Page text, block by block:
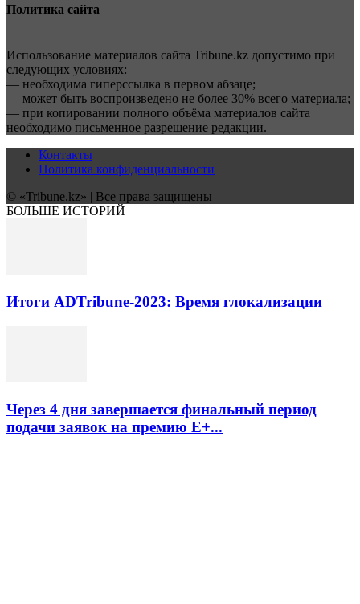
Политика сайта
Использование материалов сайта Tribune.kz допустимо при
следующих условиях:
— необходима гиперссылка в первом абзаце;
— может быть воспроизведено не более 30% всего материала;
— при копировании полного объёма материалов сайта
необходимо письменное разрешение редакции.
Контакты
Политика конфиденциальности
© «Tribune.kz» | Все права защищены
БОЛЬШЕ ИСТОРИЙ
Итоги ADTribune-2023: Время глокализации
Через 4 дня завершается финальный период
подачи заявок на премию Е+...